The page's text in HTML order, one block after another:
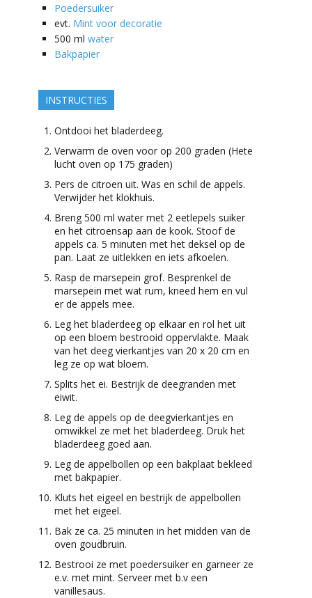
Poedersuiker
evt. Mint voor decoratie
500 ml water
Bakpapier
INSTRUCTIES
Ontdooi het bladerdeeg.
Verwarm de oven voor op 200 graden (Hete
lucht oven op 175 graden)
Pers de citroen uit. Was en schil de appels.
Verwijder het klokhuis.
Breng 500 ml water met 2 eetlepels suiker
en het citroensap aan de kook. Stoof de
appels ca. 5 minuten met het deksel op de
pan. Laat ze uitlekken en iets afkoelen.
Rasp de marsepein grof. Besprenkel de
marsepein met wat rum, kneed hem en vul
er de appels mee.
Leg het bladerdeeg op elkaar en rol het uit
op een bloem bestrooid oppervlakte. Maak
van het deeg vierkantjes van 20 x 20 cm en
leg ze op wat bloem.
Splits het ei. Bestrijk de deegranden met
eiwit.
Leg de appels op de deegvierkantjes en
omwikkel ze met het bladerdeeg. Druk het
bladerdeeg goed aan.
Leg de appelbollen op een bakplaat bekleed
met bakpapier.
Kluts het eigeel en bestrijk de appelbollen
met het eigeel.
Bak ze ca. 25 minuten in het midden van de
oven goudbruin.
Bestrooi ze met poedersuiker en garneer ze
e.v. met mint. Serveer met b.v een
vanillesaus.